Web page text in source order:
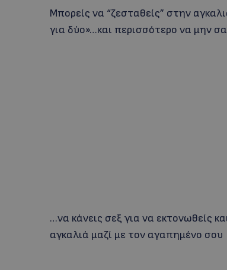
Μπορείς να “ζεσταθείς” στην
για δύο»…και περισσότερο να μην
…να κάνεις σεξ για να εκτονωθείς
αγκαλιά μαζί με τον αγαπημένο σου